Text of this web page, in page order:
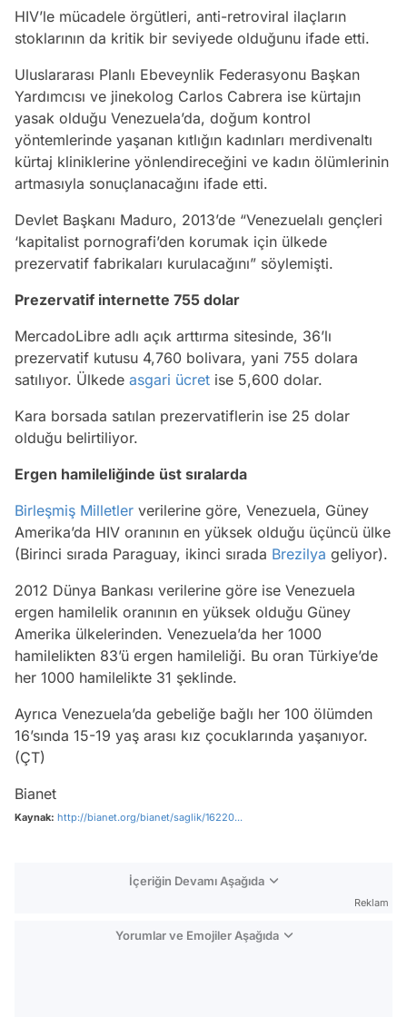
HIV’le mücadele örgütleri, anti-retroviral ilaçların
stoklarının da kritik bir seviyede olduğunu ifade etti.
Uluslararası Planlı Ebeveynlik Federasyonu Başkan
Yardımcısı ve jinekolog Carlos Cabrera ise kürtajın
yasak olduğu Venezuela’da, doğum kontrol
yöntemlerinde yaşanan kıtlığın kadınları merdivenaltı
kürtaj kliniklerine yönlendireceğini ve kadın ölümlerinin
artmasıyla sonuçlanacağını ifade etti.
Devlet Başkanı Maduro, 2013’de “Venezuelalı gençleri
‘kapitalist pornografi’den korumak için ülkede
prezervatif fabrikaları kurulacağını” söylemişti.
Prezervatif internette 755 dolar
MercadoLibre adlı açık arttırma sitesinde, 36’lı
prezervatif kutusu 4,760 bolivara, yani 755 dolara
satılıyor. Ülkede asgari ücret ise 5,600 dolar.
Kara borsada satılan prezervatiflerin ise 25 dolar
olduğu belirtiliyor.
Ergen hamileliğinde üst sıralarda
Birleşmiş Milletler verilerine göre, Venezuela, Güney
Amerika’da HIV oranının en yüksek olduğu üçüncü ülke
(Birinci sırada Paraguay, ikinci sırada Brezilya geliyor).
2012 Dünya Bankası verilerine göre ise Venezuela
ergen hamilelik oranının en yüksek olduğu Güney
Amerika ülkelerinden. Venezuela’da her 1000
hamilelikten 83’ü ergen hamileliği. Bu oran Türkiye’de
her 1000 hamilelikte 31 şeklinde.
Ayrıca Venezuela’da gebeliğe bağlı her 100 ölümden
16’sında 15-19 yaş arası kız çocuklarında yaşanıyor.
(ÇT)
Bianet
Kaynak: http://bianet.org/bianet/saglik/16220...
İçeriğin Devamı Aşağıda
Reklam
Yorumlar ve Emojiler Aşağıda